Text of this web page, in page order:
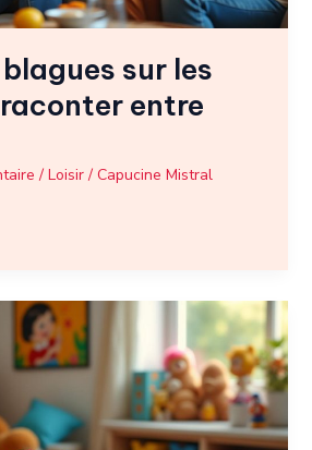
sur les
entre
/ Loisir/ Capucine Mistral